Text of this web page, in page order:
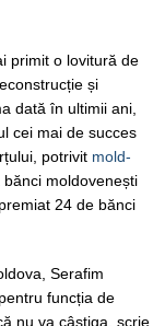
primit o lovitură de
și
dată în ultimii ani,
cei mai de succes
potrivit mold-
bănci moldovenești
24 de bănci
Serafim
funcția de
nu va câștiga, scrie